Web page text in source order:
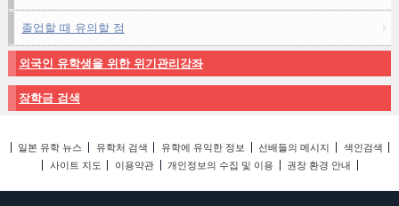
졸업할 때 유의할 점
외국인 유학생을 위한 위기관리강좌
장학금 검색
일본 유학 뉴스 유학처 검색 유학에 유익한 정보 선배들의 메시지
색인검색
사이트 지도
이용약관 개인정보의 수집 및 이용 권장 환경 안내